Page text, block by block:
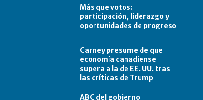
Más que votos:
participación, liderazgo y
oportunidades de progreso
Carney presume de que
economía canadiense
supera a la de EE. UU. tras
las críticas de Trump
ABC del gobierno